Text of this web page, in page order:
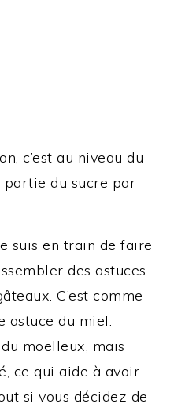
c’est au niveau du
partie du sucre par
suis en train de faire
des astuces
C’est comme
astuce du miel.
moelleux, mais
ce qui aide à avoir
si vous décidez de